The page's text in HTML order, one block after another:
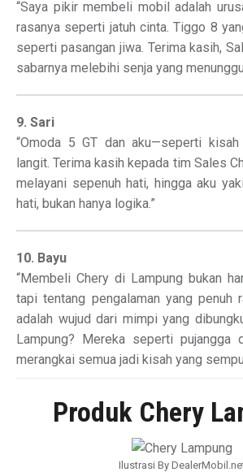
“Saya pikir membeli mobil adalah
rasanya seperti jatuh cinta. Tiggo 8
seperti pasangan jiwa. Terima kasih,
sabarnya melebihi senja yang
9. Sari
“Omoda 5 GT dan aku—seperti
langit. Terima kasih kepada tim Sales
melayani sepenuh hati, hingga aku
hati, bukan hanya logika.”
10. Bayu
“Membeli Chery di Lampung bukan
tapi tentang pengalaman yang penuh
adalah wujud dari mimpi yang
Lampung? Mereka seperti pujangga
merangkai semua jadi kisah yang
Produk Chery
Ilustrasi By